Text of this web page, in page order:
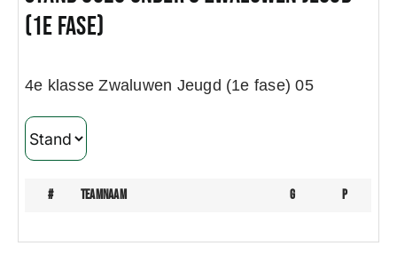
Trainingsschema
(1e fase)
4e klasse Zwaluwen Jeugd (1e fase) 05
# teamnaam G P